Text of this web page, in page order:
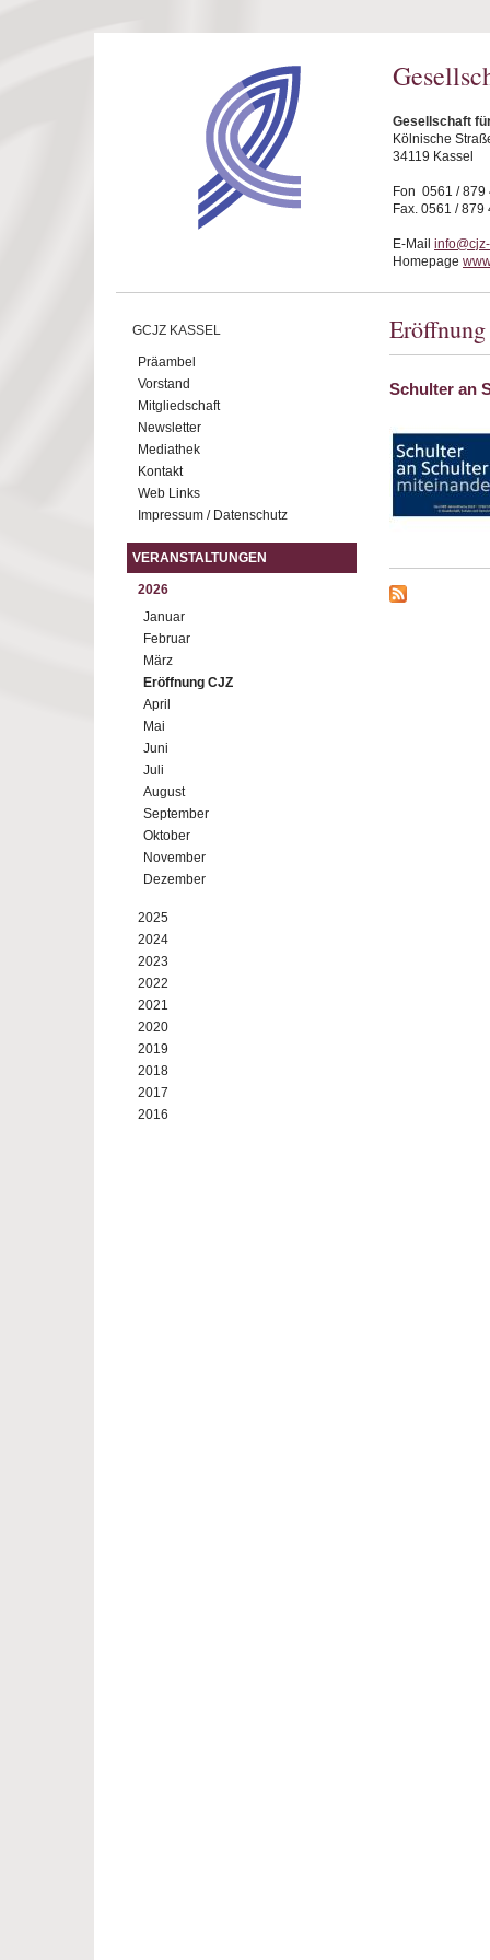
Gesellschaft
Kölnische
34119 Kassel
Fon 0561 / 879
Fax. 0561 / 879
E-Mail
Homepage
GCJZ KASSEL
Präambel
Vorstand
Mitgliedschaft
Newsletter
Mediathek
Kontakt
Web Links
Impressum / Datenschutz
VERANSTALTUNGEN
2026
Januar
Februar
März
Eröffnung CJZ
April
Mai
Juni
Juli
August
September
Oktober
November
Dezember
2025
2024
2023
2022
2021
2020
2019
2018
2017
2016
Schulter an